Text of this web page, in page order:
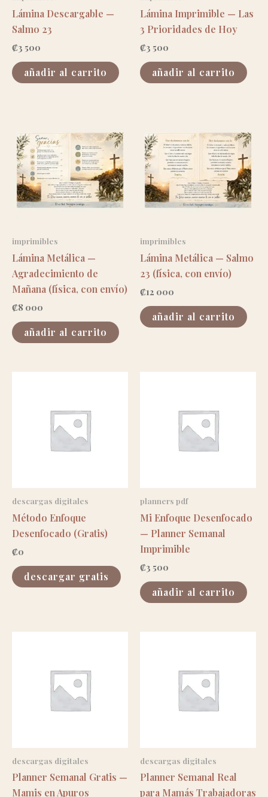
Lámina Descargable —
Salmo 23
₡3 500
añadir al carrito
Lámina Imprimible — Las
3 Prioridades de Hoy
₡3 500
añadir al carrito
imprimibles
Lámina Metálica —
Agradecimiento de
Mañana (física, con envío)
₡8 000
añadir al carrito
imprimibles
Lámina Metálica — Salmo
23 (física, con envío)
₡12 000
añadir al carrito
descargas digitales
Método Enfoque
Desenfocado (Gratis)
₡0
descargar gratis
planners pdf
Mi Enfoque Desenfocado
— Planner Semanal
Imprimible
₡3 500
añadir al carrito
descargas digitales
Planner Semanal Gratis —
Mamis en Apuros
descargas digitales
Planner Semanal Real
para Mamás Trabajadoras